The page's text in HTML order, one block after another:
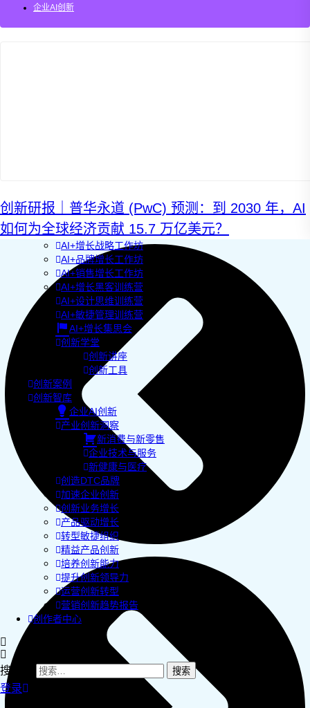
AI+管理教练
导入创新运营
AI+创新训练营
企业AI创新工作坊
AI+增长战略工作坊
AI+品牌增长工作坊
AI+销售增长工作坊
AI+增长黑客训练营
AI+设计思维训练营
AI+敏捷管理训练营
AI+增长集思会
创新学堂
创新讲座
创新工具
创新案例
创新智库
企业AI创新
产业创新洞察
新消费与新零售
企业技术与服务
新健康与医疗
创造DTC品牌
加速企业创新
创新业务增长
产品驱动增长
转型敏捷组织
精益产品创新
培养创新能力
提升创新领导力
运营创新转型
营销创新趋势报告
创作者中心
搜索：
登录
企业AI创新
创新研报｜普华永道 (PwC) 预测：到 2030 年，AI
如何为全球经济贡献 15.7 万亿美元？